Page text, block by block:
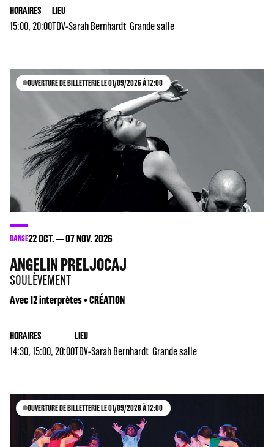
HORAIRES
15:00, 20:00
LIEU
TDV-Sarah Bernhardt_Grande salle
OUVERTURE DE BILLETTERIE LE 01/09/2026 À 12:00
DANSE22OCT. 07NOV. 2026
ANGELIN PRELJOCAJ
SOULÈVEMENT
Avec 12 interprètes • CRÉATION
HORAIRES
14:30, 15:00, 20:00
LIEU
TDV-Sarah Bernhardt_Grande salle
OUVERTURE DE BILLETTERIE LE 01/09/2026 À 12:00